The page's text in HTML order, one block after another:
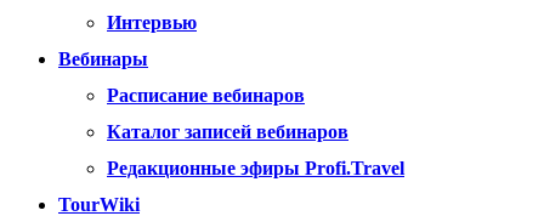
Интервью
Вебинары
Расписание вебинаров
Каталог записей вебинаров
Редакционные эфиры Profi.Travel
TourWiki